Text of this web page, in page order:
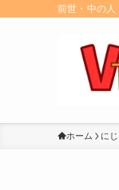
前世・中の人
ホーム に